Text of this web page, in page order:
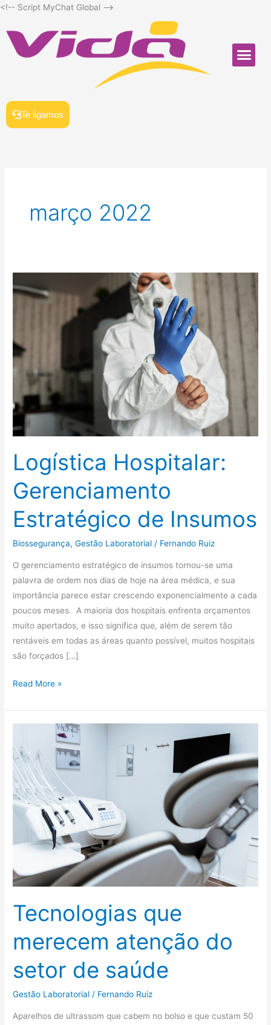
<!-- Script MyChat Global -->
Ir
conteúdo
Te ligamos
março 2022
Logística Hospitalar:
Gerenciamento
Estratégico de Insumos
Biossegurança,Gestão Laboratorial / Fernando Ruiz
O gerenciamento estratégico de insumos tornou-se uma
palavra de ordem nos dias de hoje na área médica, e sua
importância parece estar crescendo exponencialmente a cada
poucos meses. A maioria dos hospitais enfrenta orçamentos
muito apertados, e isso significa que, além de serem tão
rentáveis ​​em todas as áreas quanto possível, muitos hospitais
são forçados […]
Hospitalar:
de
Insumos
Read More »
Tecnologias que
merecem atenção do
setor de saúde
Gestão Laboratorial / Fernando Ruiz
Aparelhos de ultrassom que cabem no bolso e que custam 50
Tecnologias
que
merecem
atenção
do
setor
saúde